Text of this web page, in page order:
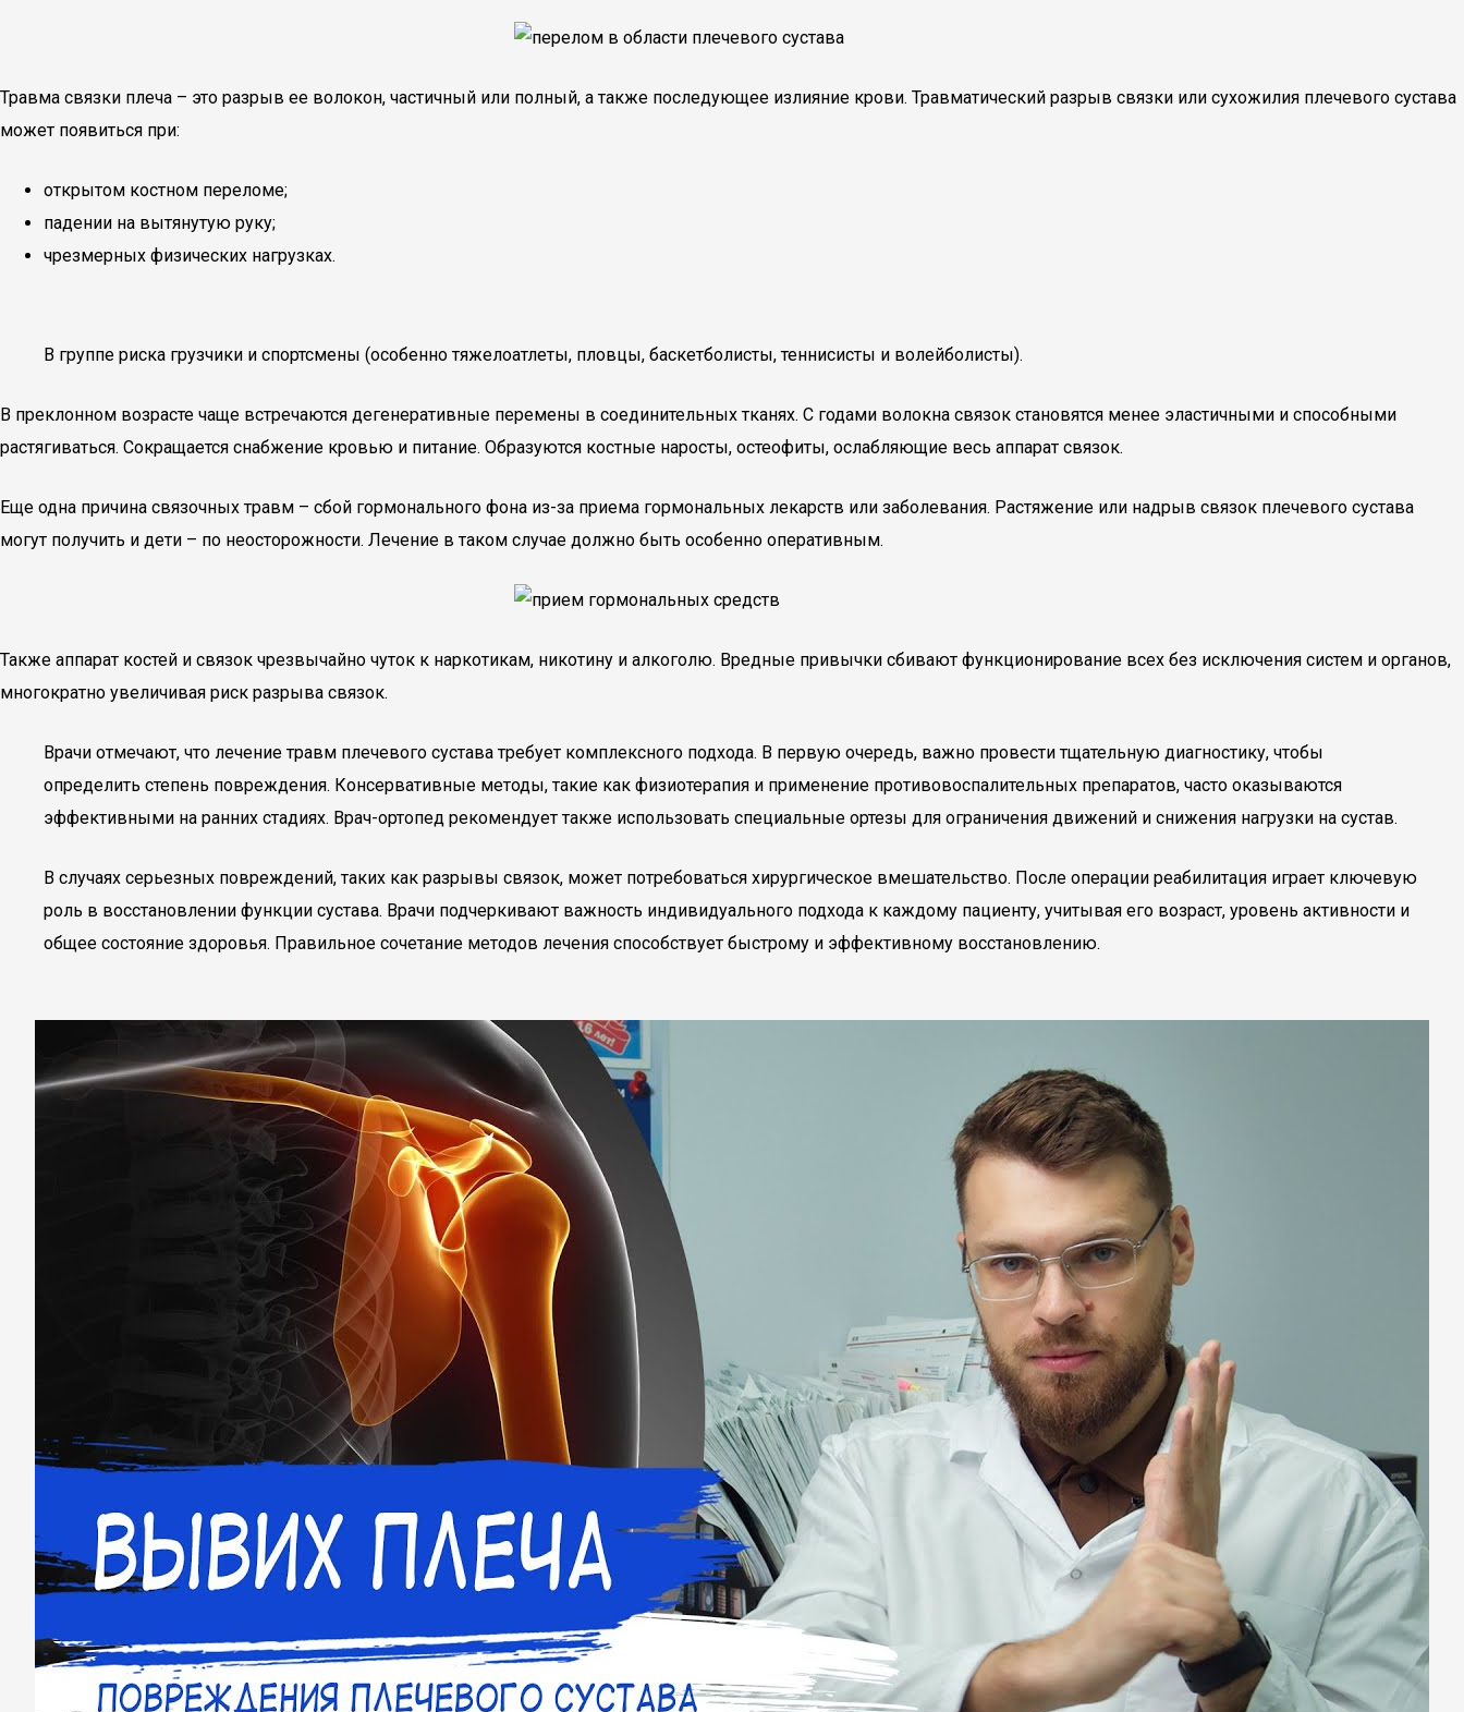
Травма связки плеча – это разрыв ее волокон, частичный или полный, а также последующее излияние крови. Травматический разрыв связки или сухожилия плечевого сустава
может появиться при:
открытом костном переломе;
падении на вытянутую руку;
чрезмерных физических нагрузках.
В группе риска грузчики и спортсмены (особенно тяжелоатлеты, пловцы, баскетболисты, теннисисты и волейболисты).
В преклонном возрасте чаще встречаются дегенеративные перемены в соединительных тканях. С годами волокна связок становятся менее эластичными и способными
растягиваться. Сокращается снабжение кровью и питание. Образуются костные наросты, остеофиты, ослабляющие весь аппарат связок.
Еще одна причина связочных травм – сбой гормонального фона из-за приема гормональных лекарств или заболевания. Растяжение или надрыв связок плечевого сустава
могут получить и дети – по неосторожности. Лечение в таком случае должно быть особенно оперативным.
Также аппарат костей и связок чрезвычайно чуток к наркотикам, никотину и алкоголю. Вредные привычки сбивают функционирование всех без исключения систем и органов,
многократно увеличивая риск разрыва связок.
Врачи отмечают, что лечение травм плечевого сустава требует комплексного подхода. В первую очередь, важно провести тщательную диагностику, чтобы
определить степень повреждения. Консервативные методы, такие как физиотерапия и применение противовоспалительных препаратов, часто оказываются
эффективными на ранних стадиях. Врач-ортопед рекомендует также использовать специальные ортезы для ограничения движений и снижения нагрузки на сустав.
В случаях серьезных повреждений, таких как разрывы связок, может потребоваться хирургическое вмешательство. После операции реабилитация играет ключевую
роль в восстановлении функции сустава. Врачи подчеркивают важность индивидуального подхода к каждому пациенту, учитывая его возраст, уровень активности и
общее состояние здоровья. Правильное сочетание методов лечения способствует быстрому и эффективному восстановлению.